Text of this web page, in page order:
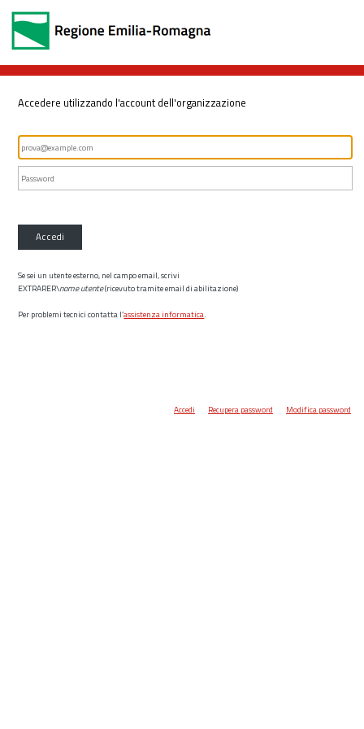
Accedere utilizzando l'account dell'organizzazione
Accedi
Se sei un utente esterno, nel campo email, scrivi
EXTRARER\nome utente(ricevuto tramite email di abilitazione)
Per problemi tecnici contatta l’assistenza informatica.
Accedi Recupera password Modifica password